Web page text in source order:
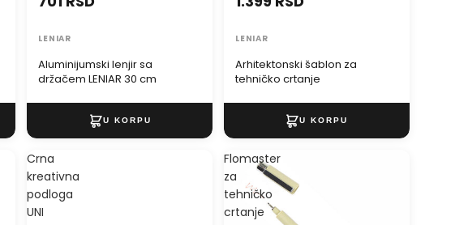
Aluminijumski lenjir sa
držačem LENIAR 30 cm
LENIAR
Arhitektonski šablon za
tehničko crtanje
LENIAR
Crna
kreativna
podloga
UNI
Flomaster
za
tehničko
crtanje